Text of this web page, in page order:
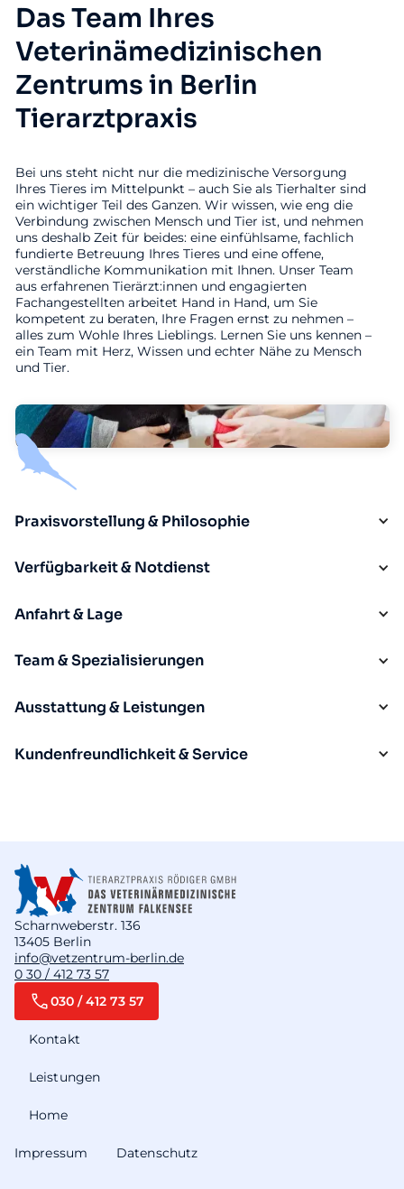
Das Team Ihres
Veterinämedizinischen
Zentrums in Berlin
Tierarztpraxis
Bei uns steht nicht nur die medizinische Versorgung
Ihres Tieres im Mittelpunkt – auch Sie als Tierhalter sind
ein wichtiger Teil des Ganzen. Wir wissen, wie eng die
Verbindung zwischen Mensch und Tier ist, und nehmen
uns deshalb Zeit für beides: eine einfühlsame, fachlich
fundierte Betreuung Ihres Tieres und eine offene,
verständliche Kommunikation mit Ihnen. Unser Team
aus erfahrenen Tierärzt:innen und engagierten
Fachangestellten arbeitet Hand in Hand, um Sie
kompetent zu beraten, Ihre Fragen ernst zu nehmen –
alles zum Wohle Ihres Lieblings. Lernen Sie uns kennen –
ein Team mit Herz, Wissen und echter Nähe zu Mensch
und Tier.
Praxisvorstellung & Philosophie
Verfügbarkeit & Notdienst
Anfahrt & Lage
Team & Spezialisierungen
Ausstattung & Leistungen
Kundenfreundlichkeit & Service
Scharnweberstr. 136
13405 Berlin
info@vetzentrum-berlin.de
0 30 / 412 73 57
Home
Leistungen
Kontakt
030 / 412 73 57
Impressum Datenschutz